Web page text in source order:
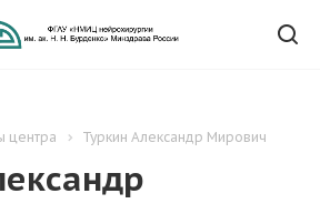
центра Туркин Александр Мирович